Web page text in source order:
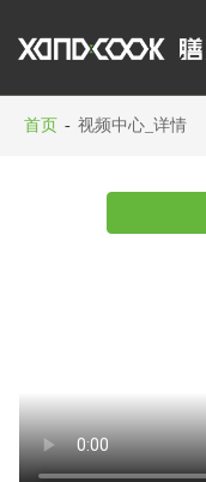
首页 - 视频中心_详情